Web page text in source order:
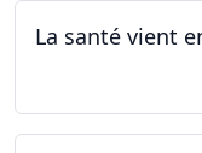
La santé vient